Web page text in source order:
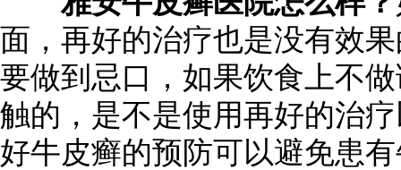
面，再好的治疗也是没有效
要做到忌口，如果饮食上不
触的，是不是使用再好的治
好牛皮癣的预防可以避免患